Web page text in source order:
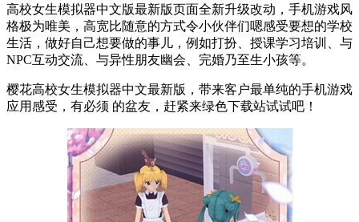
高校女生模拟器中文版最新版页面全新升级改动，手机游戏风
格极为唯美，高宽比随意的方式令小伙伴们嗯感受要想的学校
生活，做好自己想要做的事儿，例如打扮、授课学习培训、与
NPC互动交流、与异性朋友幽会、完婚乃至生小孩等。
樱花高校女生模拟器中文最新版，带来客户最单纯的手机游戏
应用感受，有必须 的盆友，赶紧来绿色下载站试试吧！